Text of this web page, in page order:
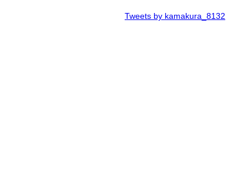
Tweets by kamakura_8132